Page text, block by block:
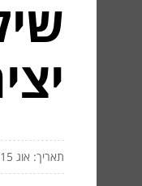
תאריך: אוג 15, 2024